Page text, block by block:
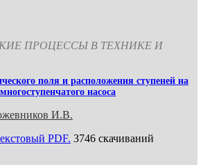
ПРОЦЕССЫ В ТЕХНИКЕ И
поля и расположения ступеней на
насоса
И.В.
PDF. 3746 скачиваний